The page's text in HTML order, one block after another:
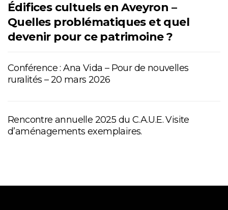
Édifices cultuels en Aveyron –
Quelles problématiques et quel
devenir pour ce patrimoine ?
Conférence : Ana Vida – Pour de nouvelles
ruralités – 20 mars 2026
Rencontre annuelle 2025 du C.A.U.E. Visite
d’aménagements exemplaires.